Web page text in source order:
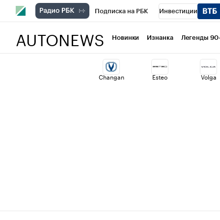
Подписка на РБК Инвестиции
Национальные проекты Город
Кредитные рейтинги Франшизы
AUTONEWS Новинки Изнанка Легенды
Changan Esteo Volga